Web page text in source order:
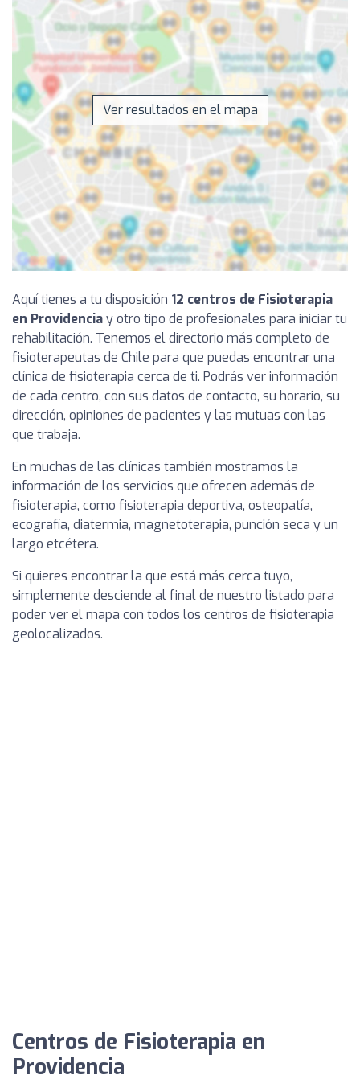
Ver resultados en el mapa
Aquí tienes a tu disposición 12 centros de Fisioterapia
en Providenciay otro tipo de profesionales para iniciar tu
rehabilitación. Tenemos el directorio más completo de
fisioterapeutas de Chile para que puedas encontrar una
clínica de fisioterapia cerca de ti. Podrás ver información
de cada centro, con sus datos de contacto, su horario, su
dirección, opiniones de pacientes y las mutuas con las
que trabaja.
En muchas de las clínicas también mostramos la
información de los servicios que ofrecen además de
fisioterapia, como fisioterapia deportiva, osteopatía,
ecografía, diatermia, magnetoterapia, punción seca y un
largo etcétera.
Si quieres encontrar la que está más cerca tuyo,
simplemente desciende al final de nuestro listado para
poder ver el mapa con todos los centros de fisioterapia
geolocalizados.
Centros de Fisioterapia en
Providencia